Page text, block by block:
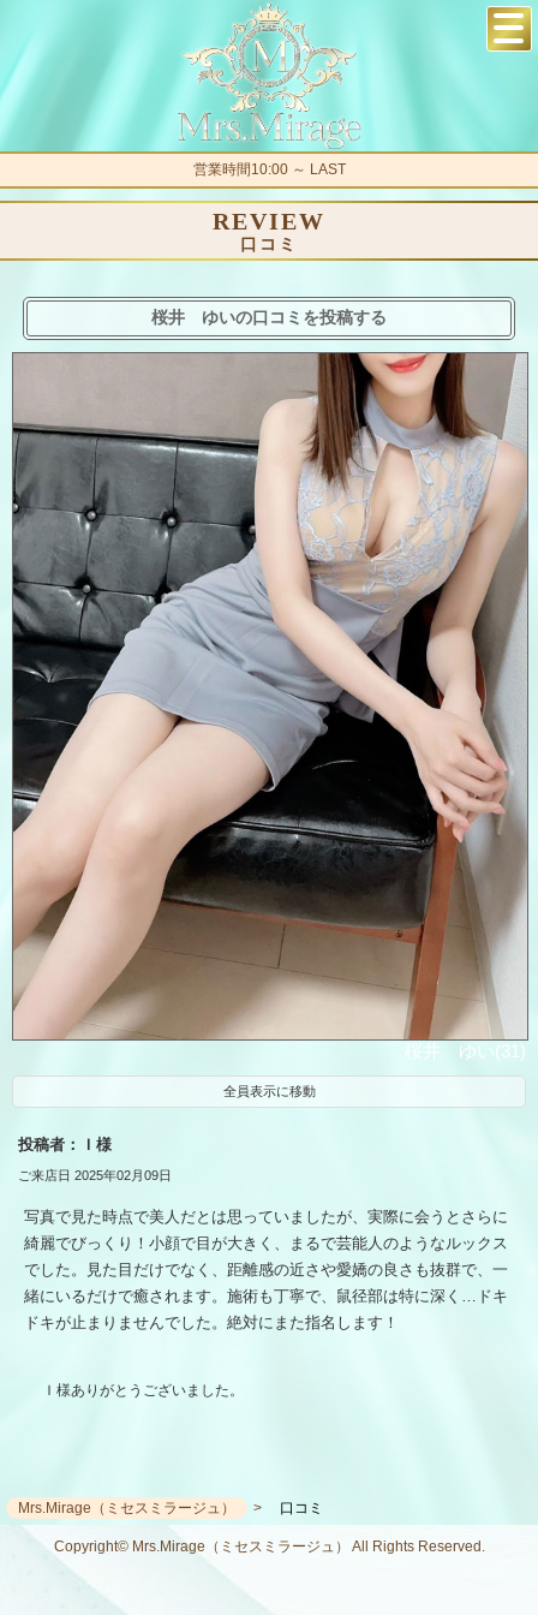
営業時間10:00 ～ LAST
REVIEW
口コミ
桜井 ゆいの口コミを投稿する
桜井 ゆい(31)
全員表示に移動
投稿者：Ｉ様
ご来店日 2025年02月09日
写真で見た時点で美人だとは思っていましたが、実際に会うとさらに
綺麗でびっくり！小顔で目が大きく、まるで芸能人のようなルックス
でした。見た目だけでなく、距離感の近さや愛嬌の良さも抜群で、一
緒にいるだけで癒されます。施術も丁寧で、鼠径部は特に深く…ドキ
ドキが止まりませんでした。絶対にまた指名します！
Ｉ様ありがとうございました。
Mrs.Mirage（ミセスミラージュ） 口コミ
Copyright© Mrs.Mirage（ミセスミラージュ） All Rights Reserved.